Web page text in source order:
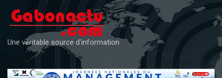
content
Une véritable source d'information